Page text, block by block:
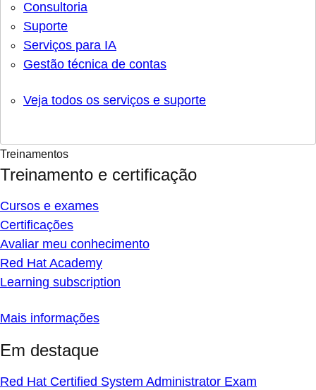
Consultoria
Suporte
Serviços para IA
Gestão técnica de contas
Veja todos os serviços e suporte
Treinamentos
Treinamento e certificação
Cursos e exames
Certificações
Avaliar meu conhecimento
Red Hat Academy
Learning subscription
Mais informações
Em destaque
Red Hat Certified System Administrator Exam